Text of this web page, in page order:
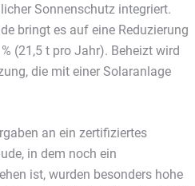
Sonnenschutz integriert.
bringt es auf eine Reduzierung
(21,5 t pro Jahr). Beheizt wird
die mit einer Solaranlage
an ein zertifiziertes
in dem noch ein
ist, wurden besonders hohe